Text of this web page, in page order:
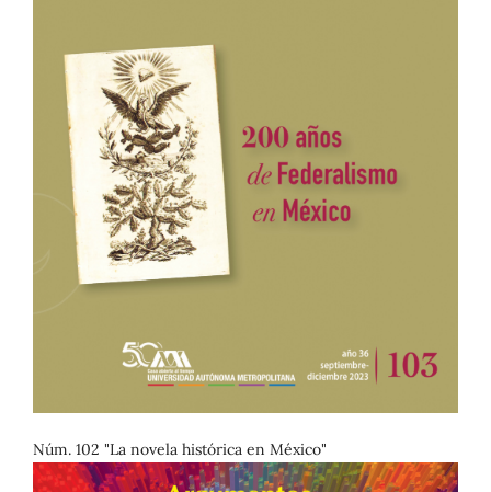
Núm. 102 "La novela histórica en México"